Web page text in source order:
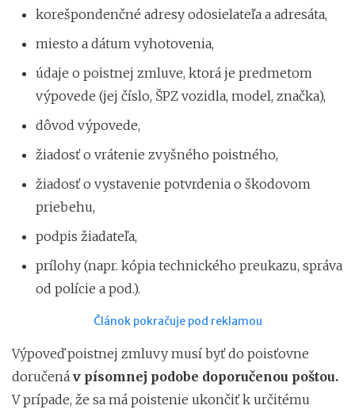
korešpondenčné adresy odosielateľa a adresáta,
miesto a dátum vyhotovenia,
údaje o poistnej zmluve, ktorá je predmetom
výpovede (jej číslo, ŠPZ vozidla, model, značka),
dôvod výpovede,
žiadosť o vrátenie zvyšného poistného,
žiadosť o vystavenie potvrdenia o škodovom
priebehu,
podpis žiadateľa,
prílohy (napr. kópia technického preukazu, správa
od polície a pod.).
Článok pokračuje pod reklamou
Výpoveď poistnej zmluvy musí byť do poisťovne
doručená v písomnej podobe doporučenou poštou.
V prípade, že sa má poistenie ukončiť k určitému